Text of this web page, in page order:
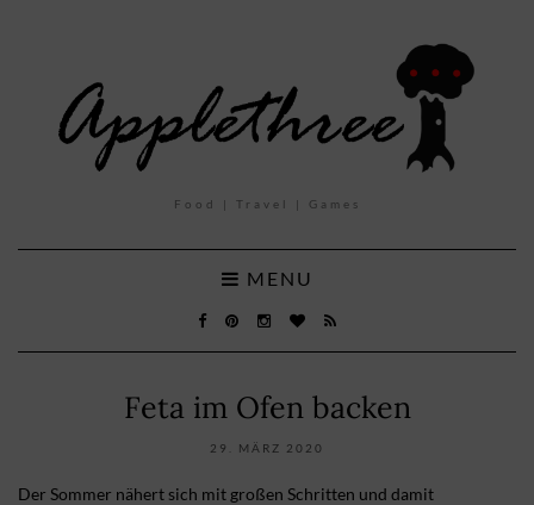
Food | Travel | Games
MENU
Feta im Ofen backen
29. MÄRZ 2020
Der Sommer nähert sich mit großen Schritten und damit